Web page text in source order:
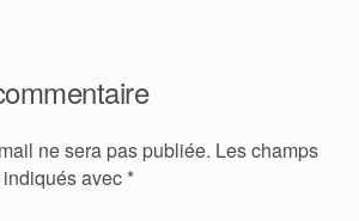
ne sera pas publiée. Les champs
avec *